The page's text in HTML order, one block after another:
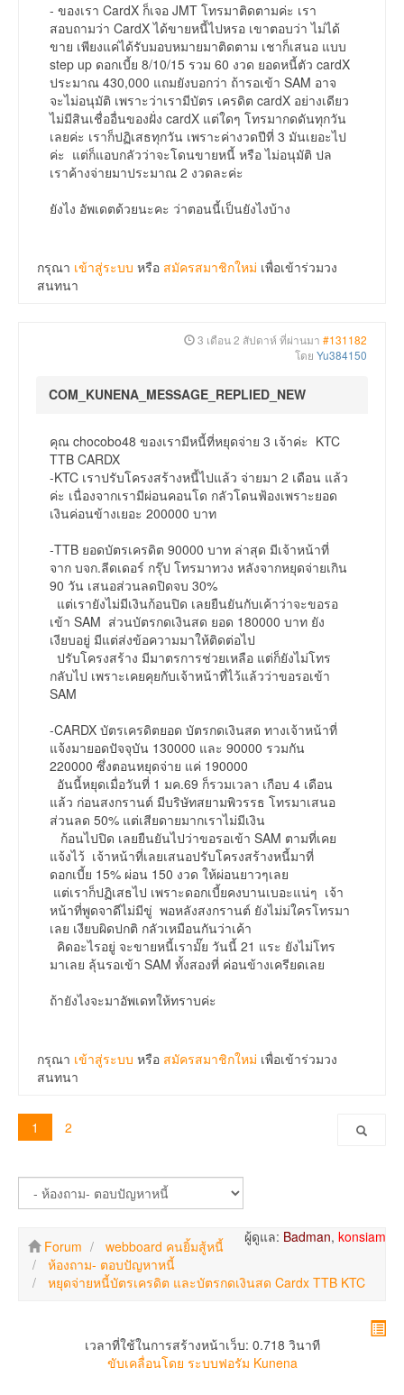
- ของเรา CardX ก็เจอ JMT โทรมาติดตามค่ะ เรา
สอบถามว่า CardX ได้ขายหนี้ไปหรอ เขาตอบว่า ไม่ได้
ขาย เพียงแค่ได้รับมอบหมายมาติดตาม เชาก็เสนอ แบบ
step up ดอกเบี้ย 8/10/15 รวม 60 งวด ยอดหนี้ตัว cardX
ประมาณ 430,000 แถมยังบอกว่า ถ้ารอเข้า SAM อาจ
จะไม่อนุมัติ เพราะว่าเรามีบัตร เครดิต cardX อย่างเดียว
ไม่มีสินเชื่ออื่นของฝั่ง cardX แต่ใดๆ โทรมากดดันทุกวัน
เลยค่ะ เราก็ปฏิเสธทุกวัน เพราะค่างวดปีที่ 3 มันเยอะไป
ค่ะ แต่ก็แอบกลัวว่าจะโดนขายหนี้ หรือ ไม่อนุมัติ ปล
เราค้างจ่ายมาประมาณ 2 งวดละค่ะ
ยังไง อัพเดตด้วยนะคะ ว่าตอนนี้เป็นยังไงบ้าง
กรุณา เข้าสู่ระบบ หรือ สมัครสมาชิกใหม่ เพื่อเข้าร่วมวง
สนทนา
3 เดือน 2 สัปดาห์ ที่ผ่านมา #131182
โดย Yu384150
COM_KUNENA_MESSAGE_REPLIED_NEW
คุณ chocobo48 ของเรามีหนี้ที่หยุดจ่าย 3 เจ้าค่ะ KTC
TTB CARDX
-KTC เราปรับโครงสร้างหนี้ไปแล้ว จ่ายมา 2 เดือน แล้ว
ค่ะ เนื่องจากเรามีผ่อนคอนโด กลัวโดนฟ้องเพราะยอด
เงินค่อนข้างเยอะ 200000 บาท
-TTB ยอดบัตรเครดิต 90000 บาท ล่าสุด มีเจ้าหน้าที่
จาก บจก.ลีดเดอร์ กรุ๊ป โทรมาทวง หลังจากหยุดจ่ายเกิน
90 วัน เสนอส่วนลดปิดจบ 30%
แต่เรายังไม่มีเงินก้อนปิด เลยยืนยันกับเค้าว่าจะขอรอ
เข้า SAM ส่วนบัตรกดเงินสด ยอด 180000 บาท ยัง
เงียบอยู่ มีแต่ส่งข้อความมาให้ติดต่อไป
ปรับโครงสร้าง มีมาตรการช่วยเหลือ แต่ก็ยังไม่โทร
กลับไป เพราะเคยคุยกับเจ้าหน้าที่ไว้แล้วว่าขอรอเข้า
SAM
-CARDX บัตรเครดิตยอด บัตรกดเงินสด ทางเจ้าหน้าที่
แจ้งมายอดปัจจุบัน 130000 และ 90000 รวมกัน
220000 ซึ่งตอนหยุดจ่าย แค่ 190000
อันนี้หยุดเมื่อวันที่ 1 มค.69 ก็รวมเวลา เกือบ 4 เดือน
แล้ว ก่อนสงกรานต์ มีบริษัทสยามพิวรรธ โทรมาเสนอ
ส่วนลด 50% แต่เสียดายมากเราไม่มีเงิน
ก้อนไปปิด เลยยืนยันไปว่าขอรอเข้า SAM ตามที่เคย
แจ้งไว้ เจ้าหน้าที่เลยเสนอปรับโครงสร้างหนี้มาที่
ดอกเบี้ย 15% ผ่อน 150 งวด ให้ผ่อนยาวๆเลย
แต่เราก็ปฏิเสธไป เพราะดอกเบี้ยคงบานเบอะแน่ๆ เจ้า
หน้าที่พูดจาดีไม่มีขู่ พอหลังสงกรานต์ ยังไม่ม่ใครโทรมา
เลย เงียบผิดปกติ กลัวเหมือนกันว่าเค้า
คิดอะไรอยู่ จะขายหนี้เรามั๊ย วันนี้ 21 แระ ยังไม่โทร
มาเลย ลุ้นรอเข้า SAM ทั้งสองที่ ค่อนข้างเครียดเลย
ถ้ายังไงจะมาอัพเดทให้ทราบค่ะ
กรุณา เข้าสู่ระบบ หรือ สมัครสมาชิกใหม่ เพื่อเข้าร่วมวง
สนทนา
1 2
ผู้ดูแล: Badman, konsiam
Forum
webboard คนยิ้มสู้หนี้
ห้องถาม- ตอบปัญหาหนี้
หยุดจ่ายหนี้บัตรเครดิต และบัตรกดเงินสด Cardx TTB KTC
เวลาที่ใช้ในการสร้างหน้าเว็บ: 0.718 วินาที
ขับเคลื่อนโดย ระบบฟอรัม Kunena